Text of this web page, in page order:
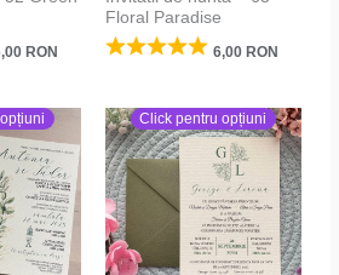
RON
Floral Paradise
6,00 RON
Click pentru opțiuni